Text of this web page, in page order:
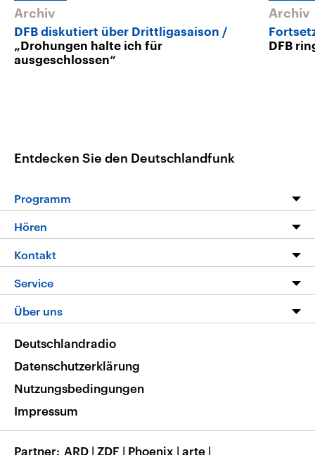
Archiv
DFB diskutiert über Drittligasaison
„Drohungen halte ich für
ausgeschlossen“
Archiv
DFB
Entdecken Sie den Deutschlandfunk
Programm
Programm
Die Nachrichten
Nachrichtenleicht
Neue Beiträge auf dlf.de
Hören
Livestream
Podcasts
Deutschlandfunk App
Nachrichten App
Frequenzen
Kontakt
Hörerservice
Service
FAQ
Veranstaltungen
Musikliste
RSS
Über uns
Barrierefreiheit
Deutschlandradio
Datenschutzerklärung
Nutzungsbedingungen
Impressum
Partner ARD | ZDF | Phoenix | arte |